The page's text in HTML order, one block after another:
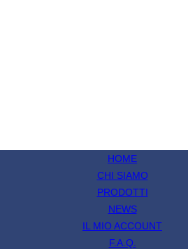
HOME
CHI SIAMO
PRODOTTI
NEWS
IL MIO ACCOUNT
F.A.Q.